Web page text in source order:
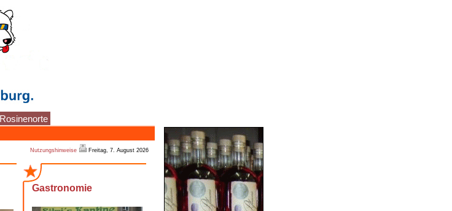
Rosinenorte
Nutzungshinweise Freitag, 7. August 2026
Gastronomie